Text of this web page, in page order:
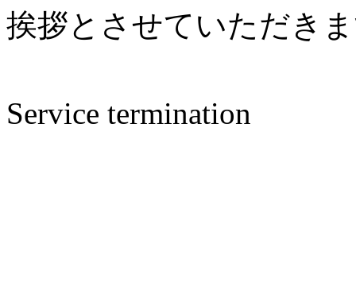
挨拶とさせていただき
Service termination